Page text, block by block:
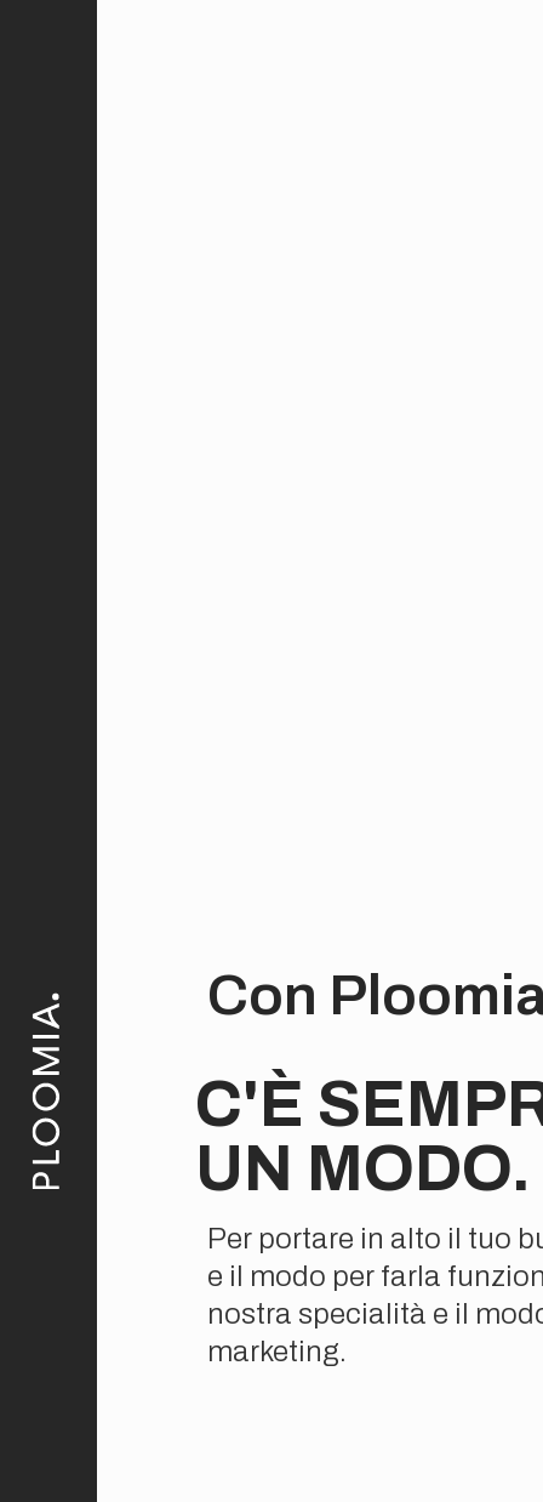
Con
C'È
UN MODO.
Per portare in alto il tuo
e il modo per farla
nostra specialità e il
marketing.